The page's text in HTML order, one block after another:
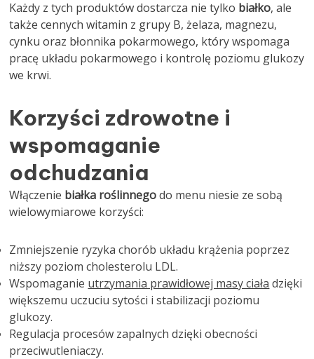
Każdy z tych produktów dostarcza nie tylko białko, ale
także cennych witamin z grupy B, żelaza, magnezu,
cynku oraz błonnika pokarmowego, który wspomaga
pracę układu pokarmowego i kontrolę poziomu glukozy
we krwi.
Korzyści zdrowotne i
wspomaganie
odchudzania
Włączenie białka roślinnegodo menu niesie ze sobą
wielowymiarowe korzyści:
Zmniejszenie ryzyka chorób układu krążenia poprzez
niższy poziom cholesterolu LDL.
Wspomaganie utrzymania prawidłowej masy ciała dzięki
większemu uczuciu sytości i stabilizacji poziomu
glukozy.
Regulacja procesów zapalnych dzięki obecności
przeciwutleniaczy.